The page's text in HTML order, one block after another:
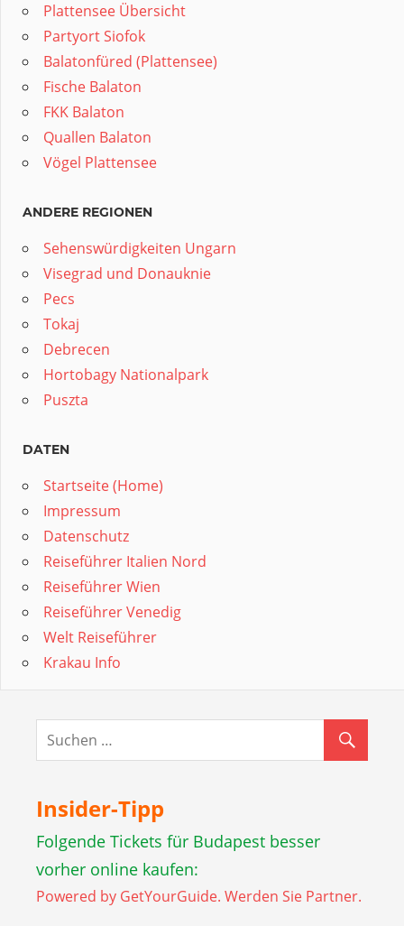
Plattensee Übersicht
Partyort Siofok
Balatonfüred (Plattensee)
Fische Balaton
FKK Balaton
Quallen Balaton
Vögel Plattensee
ANDERE REGIONEN
Sehenswürdigkeiten Ungarn
Visegrad und Donauknie
Pecs
Tokaj
Debrecen
Hortobagy Nationalpark
Puszta
DATEN
Startseite (Home)
Impressum
Datenschutz
Reiseführer Italien Nord
Reiseführer Wien
Reiseführer Venedig
Welt Reiseführer
Krakau Info
Insider-Tipp
Folgende Tickets für Budapest besser
vorher online kaufen:
Powered by GetYourGuide. Werden Sie Partner.